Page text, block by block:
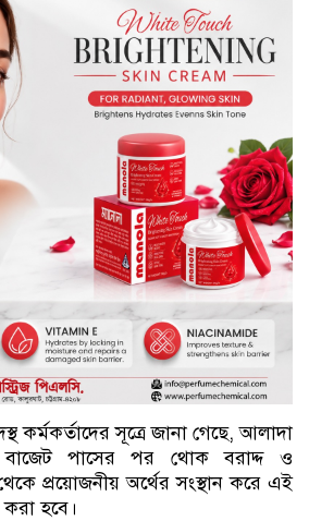
কর্মকর্তাদের সূত্রে জানা গেছে, আলাদা
বাজেট পাসের পর থোক বরাদ্দ ও
প্রয়োজনীয় অর্থের সংস্থান করে এই
হবে।